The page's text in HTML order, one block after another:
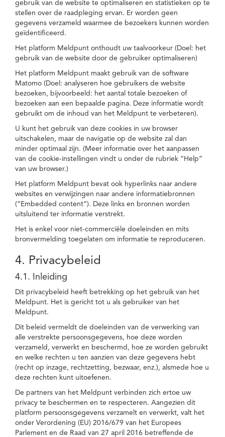
gebruik van de website te optimaliseren en statistieken op te
stellen over de raadpleging ervan. Er worden geen
gegevens verzameld waarmee de bezoekers kunnen worden
geïdentificeerd.
Het platform Meldpunt onthoudt uw taalvoorkeur (Doel: het
gebruik van de website door de gebruiker optimaliseren)
Het platform Meldpunt maakt gebruik van de software
Matomo (Doel: analyseren hoe gebruikers de website
bezoeken, bijvoorbeeld: het aantal totale bezoeken of
bezoeken aan een bepaalde pagina. Deze informatie wordt
gebruikt om de inhoud van het Meldpunt te verbeteren).
U kunt het gebruik van deze cookies in uw browser
uitschakelen, maar de navigatie op de website zal dan
minder optimaal zijn. (Meer informatie over het aanpassen
van de cookie-instellingen vindt u onder de rubriek “Help”
van uw browser.)
Het platform Meldpunt bevat ook hyperlinks naar andere
websites en verwijzingen naar andere informatiebronnen
(“Embedded content”). Deze links en bronnen worden
uitsluitend ter informatie verstrekt.
Het is enkel voor niet-commerciële doeleinden en mits
bronvermelding toegelaten om informatie te reproduceren.
4. Privacybeleid
4.1. Inleiding
Dit privacybeleid heeft betrekking op het gebruik van het
Meldpunt. Het is gericht tot u als gebruiker van het
Meldpunt.
Dit beleid vermeldt de doeleinden van de verwerking van
alle verstrekte persoonsgegevens, hoe deze worden
verzameld, verwerkt en beschermd, hoe ze worden gebruikt
en welke rechten u ten aanzien van deze gegevens hebt
(recht op inzage, rechtzetting, bezwaar, enz.), alsmede hoe u
deze rechten kunt uitoefenen.
De partners van het Meldpunt verbinden zich ertoe uw
privacy te beschermen en te respecteren. Aangezien dit
platform persoonsgegevens verzamelt en verwerkt, valt het
onder Verordening (EU) 2016/679 van het Europees
Parlement en de Raad van 27 april 2016 betreffende de